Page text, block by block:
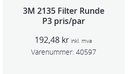
3M 2135 Filter Runde
P3 pris/par
192,48 kr inkl. mva
Varenummer: 40597